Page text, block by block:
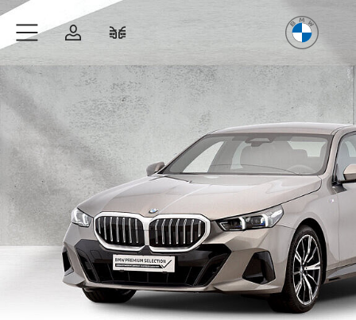
Zum Hauptinhalt springen
Anmelden